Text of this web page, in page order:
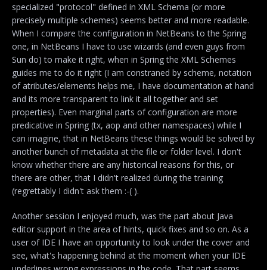
specialized "protocol" defined in XML Schema (or more
precisely multiple schemes) seems better and more readable.
When I compare the configuration in NetBeans to the Spring
one, in NetBeans I have to use wizards (and even guys from
Sun do) to make it right, when in Spring the XML Schemes
guides me to do it right (I am constraned by scheme, notation
of atributes/elements helps me, I have documentation at hand
and its more transparent to link it all together and set
properties). Even marginal parts of configuration are more
predicative in Spring (tx, aop and other namespaces) while I
can imagine, that in NetBeans these things would be solved by
another bunch of metadata at the file or folder level. I don't
know whether there are any historical reasons for this, or
there are other, that I didn't realized during the training
(regrettably I didn't ask them :-( ).
Another session I enjoyed much, was the part about Java
editor support in the area of hints, quick fixes and so on. As a
user of IDE I have an opportunity to look under the cover and
see, what's happening behind at the moment when your IDE